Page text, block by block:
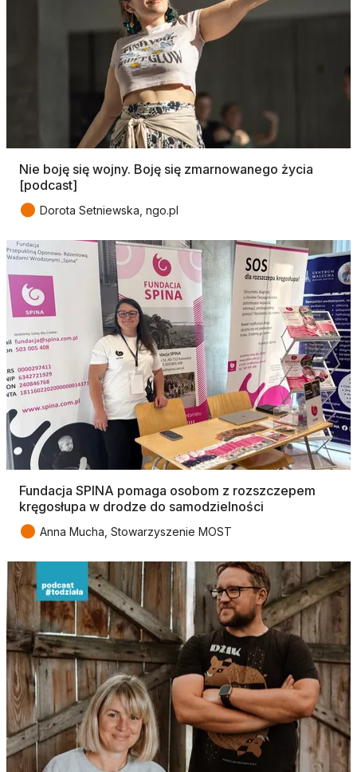
Nie boję się wojny. Boję się zmarnowanego życia
[podcast]
● Dorota Setniewska, ngo.pl
Fundacja SPINA pomaga osobom z rozszczepem
kręgosłupa w drodze do samodzielności
● Anna Mucha, Stowarzyszenie MOST